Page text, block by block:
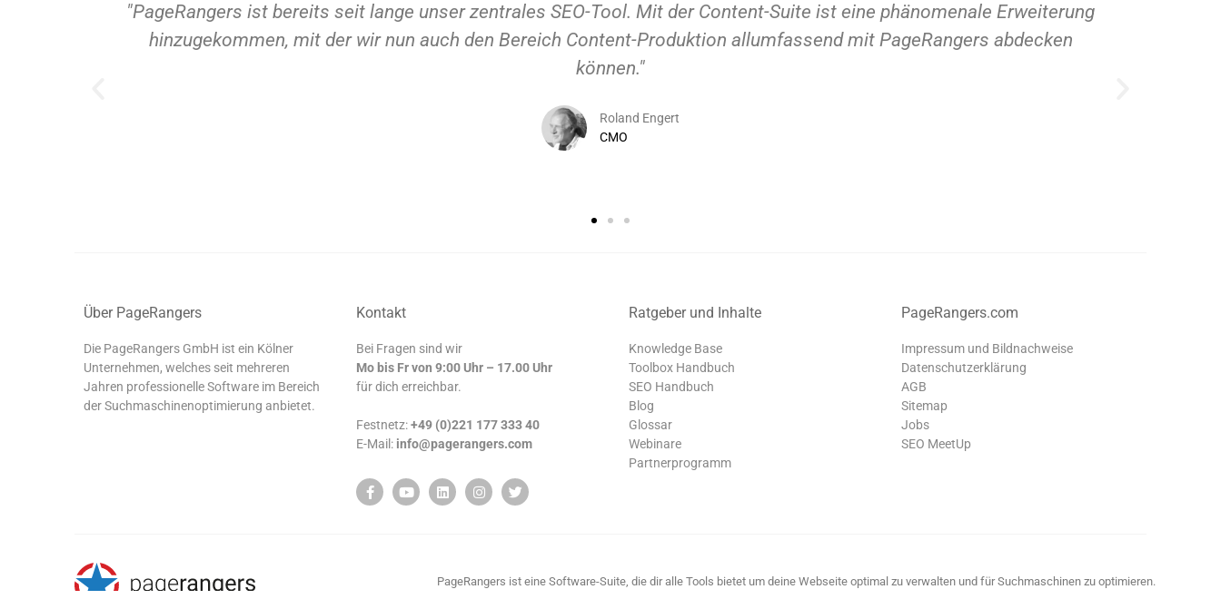
Suite ist eine phänomenale Erweiterung
mit PageRangers abdecken
"Unser gesamtes Readaktionsteam hat in der Content-Suite von PageRangers ein Tool gefunden
Prozess der Content-Erstellung perfekt abzubilden. Wir können mit mit Hilfe der Content-Suite
weiter verbessern und fast schon mit Garantie davon ausgehen, dass diese Spitzenpositionen in
Über PageRangers
Die PageRangers GmbH ist ein Kölner
Unternehmen, welches seit mehreren
Jahren professionelle Software im Bereich
der Suchmaschinenoptimierung anbietet.
Kontakt
Bei Fragen sind wir
Mo bis Fr von 9:00 Uhr – 17.00 Uhr
für dich erreichbar.
Festnetz:+49 (0)221 177 333 40
E-Mail: info@pagerangers.com
Ratgeber und Inhalte
Knowledge Base
Toolbox Handbuch
SEO Handbuch
Blog
Glossar
Webinare
Partnerprogramm
PageRangers.com
Impressum und Bildnachweise
Datenschutzerklärung
AGB
Sitemap
Jobs
SEO MeetUp
PageRangers ist eine Software-Suite, die dir alle Tools bietet um deine Webseite optimal zu verwalten und für Suchmaschinen zu optimieren.